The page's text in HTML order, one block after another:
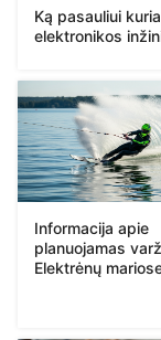
Ką pasauliui
elektronikos
Informacija apie
planuojamas
Elektrėnų